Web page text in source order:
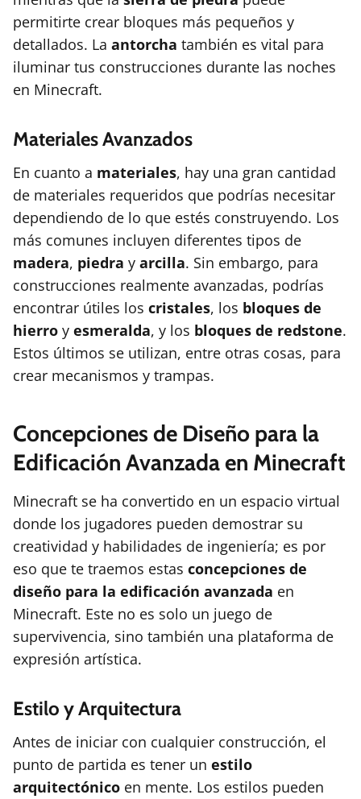
permitirte crear bloques más pequeños y
detallados. La antorcha también es vital para
iluminar tus construcciones durante las noches
en Minecraft.
Materiales Avanzados
En cuanto a materiales, hay una gran cantidad
de materiales requeridos que podrías necesitar
dependiendo de lo que estés construyendo. Los
más comunes incluyen diferentes tipos de
madera, piedra y arcilla. Sin embargo, para
construcciones realmente avanzadas, podrías
encontrar útiles los cristales, los bloques de
hierro y esmeralda, y los bloques de redstone.
Estos últimos se utilizan, entre otras cosas, para
crear mecanismos y trampas.
Concepciones de Diseño para la
Edificación Avanzada en Minecraft
Minecraft se ha convertido en un espacio virtual
donde los jugadores pueden demostrar su
creatividad y habilidades de ingeniería; es por
eso que te traemos estas concepciones de
diseño para la edificación avanzada en
Minecraft. Este no es solo un juego de
supervivencia, sino también una plataforma de
expresión artística.
Estilo y Arquitectura
Antes de iniciar con cualquier construcción, el
punto de partida es tener un estilo
arquitectónico en mente. Los estilos pueden